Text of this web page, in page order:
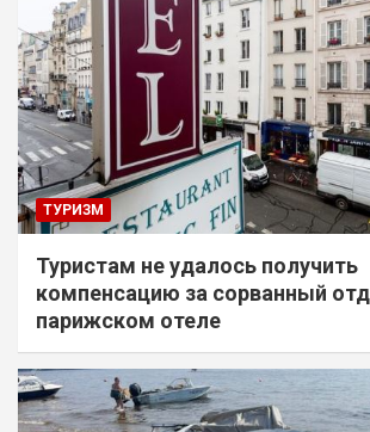
ТУРИЗМ
Туристам не удалось получить
компенсацию за сорванный
парижском отеле